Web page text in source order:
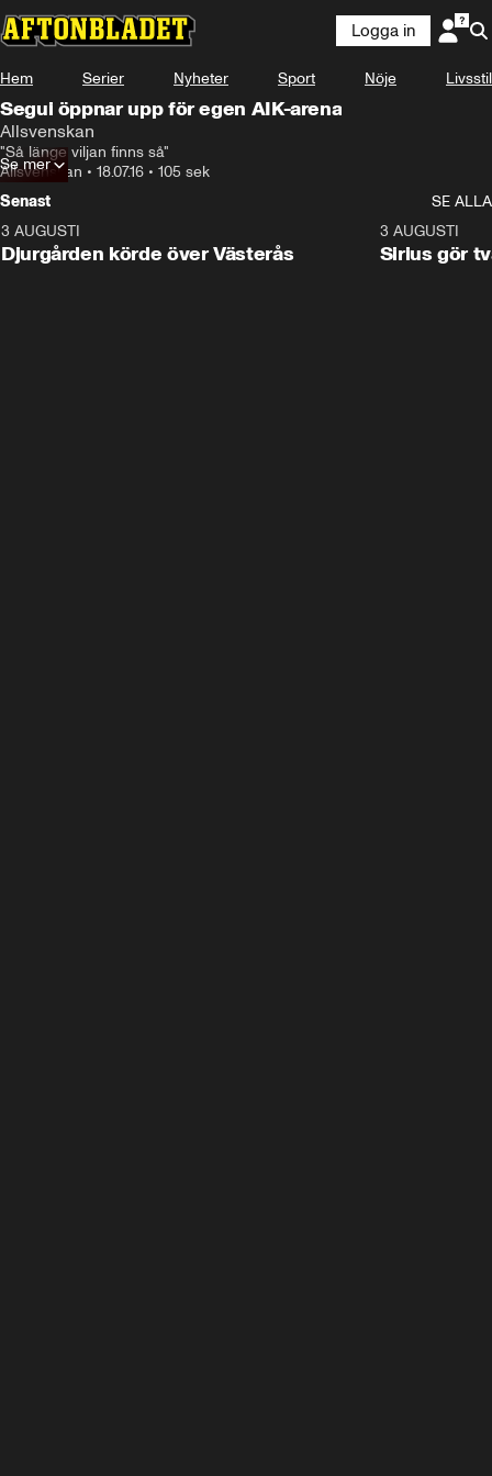
Logga in
Hem Serier Nyheter Sport Nöje Livsstil
Segui öppnar upp för egen AIK-arena
Allsvenskan
"Så länge viljan finns så"
Allsvenskan • 18.07.16 • 105 sek
Se mer
Senast
SE ALLA
3 AUGUSTI
Djurgården körde över Västerås
3 AUGUSTI
Sirius gör